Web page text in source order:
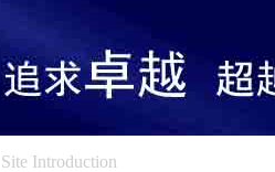
Site Introduction